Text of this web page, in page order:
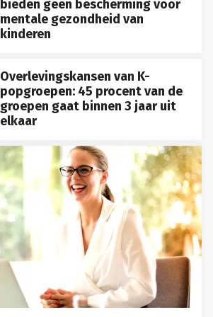
bieden geen bescherming voor
mentale gezondheid van
kinderen
Overlevingskansen van K-
popgroepen: 45 procent van de
groepen gaat binnen 3 jaar uit
elkaar